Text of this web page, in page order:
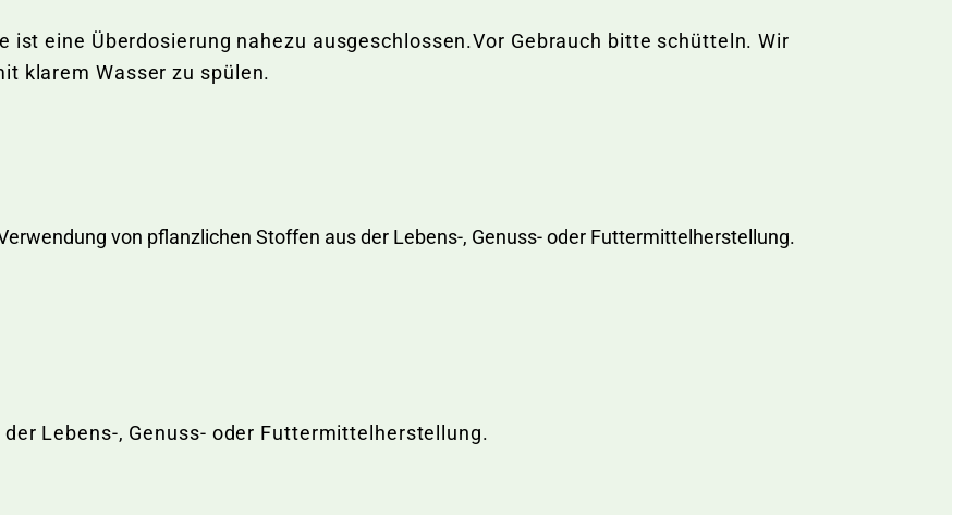
eine Überdosierung nahezu ausgeschlossen.Vor Gebrauch bitte schütteln. Wir
klarem Wasser zu spülen.
von pflanzlichen Stoffen aus der Lebens-, Genuss- oder Futtermittelherstellung.
Lebens-, Genuss- oder Futtermittelherstellung.